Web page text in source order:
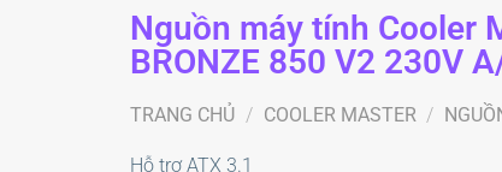
Nguồn máy tính Cooler
BRONZE 850 V2 230V
TRANG CHỦ / COOLER MASTER /
Hỗ trợ ATX 3.1